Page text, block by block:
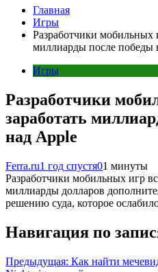
Главная
Игры
Разработчики мобильных
миллиарды после победы
Игры
Разработчики
заработать
над Apple
Ferra.ru1 год спустя01 минуты
Разработчики мобильных игр
миллиарды долларов
решению суда, которое
Навигация по
Предыдущая: Как найти